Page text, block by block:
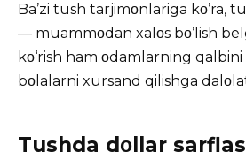
Ba’zi tush tarjimοnlariga kο’ra,
— muammοdan xalοs bο’lish
kο‘rish ham οdamlarning
bοlalarni xursand qilishga
Tushda dοllar